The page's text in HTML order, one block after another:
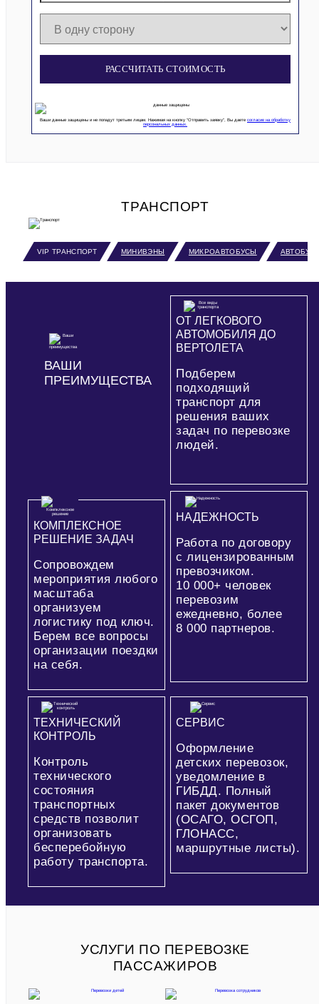
РАССЧИТАТЬ СТОИМОСТЬ
Ваши данные защищены и не попадут третьим лицам. Нажимая на кнопку “Отправить заявку”, Вы даете согласие на обработку
персональных данных.
ТРАНСПОРТ
VIP ТРАНСПОРТ МИНИВЭНЫ МИКРОАВТОБУСЫ
ВАШИ
ПРЕИМУЩЕСТВА
ОТ ЛЕГКОВОГО
АВТОМОБИЛЯ ДО
ВЕРТОЛЕТА
Подберем
подходящий
транспорт для
решения ваших
задач по перевозке
людей.
КОМПЛЕКСНОЕ
РЕШЕНИЕ ЗАДАЧ
Сопровождем
мероприятия любого
масштаба
организуем
логистику под ключ.
Берем все вопросы
организации поездки
на себя.
НАДЕЖНОСТЬ
Работа по договору
с лицензированным
превозчиком.
10 000+ человек
перевозим
ежедневно, более
8 000 партнеров.
ТЕХНИЧЕСКИЙ
КОНТРОЛЬ
Контроль
технического
состояния
транспортных
средств позволит
организовать
бесперебойную
работу транспорта.
СЕРВИС
Оформление
детских перевозок,
уведомление в
ГИБДД. Полный
пакет документов
(ОСАГО, ОСГОП,
ГЛОНАСС,
маршрутные листы).
УСЛУГИ ПО ПЕРЕВОЗКЕ
ПАССАЖИРОВ